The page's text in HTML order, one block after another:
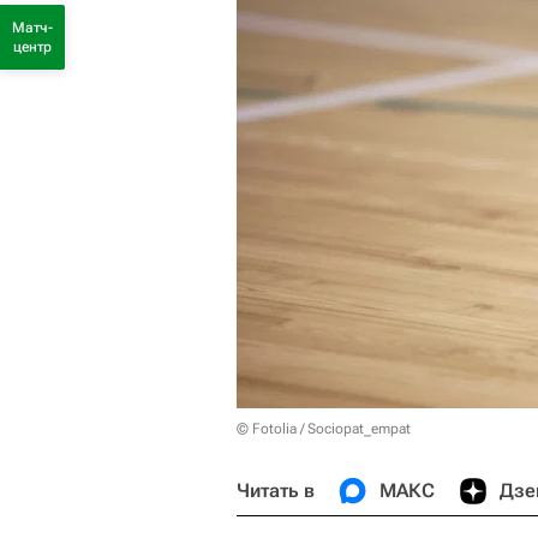
© Fotolia / Sociopat_empat
Читать в МАКС
Матч-
центр